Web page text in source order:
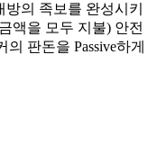
의 족보를 완성시키
액을 모두 지불) 안전
판돈을 Passive하게